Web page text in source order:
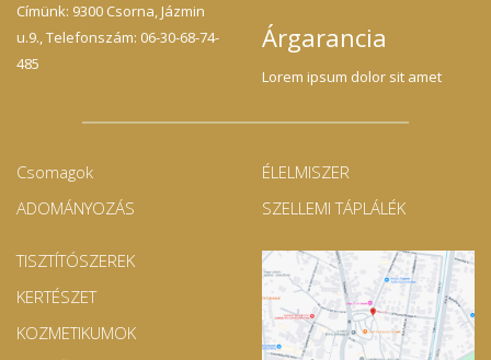
Címünk: 9300 Csorna, Jázmin
u.9., Telefonszám: 06-30-68-74-
485
Árgarancia
Lorem ipsum dolor sit amet
Csomagok
ADOMÁNYOZÁS
ÉLELMISZER
SZELLEMI TÁPLÁLÉK
TISZTÍTÓSZEREK
KERTÉSZET
KOZMETIKUMOK